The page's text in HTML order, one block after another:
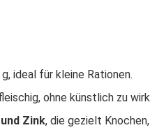
ideal für kleine Rationen.
ohne künstlich zu
Zink, die gezielt